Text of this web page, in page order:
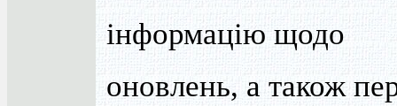
інформацію щодо
оновлень, а також